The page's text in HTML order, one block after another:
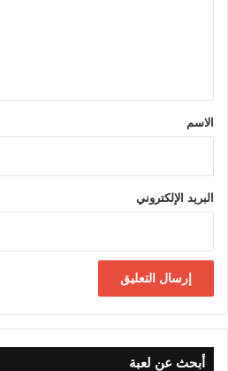
*الاسم
البريد الإلكتروني
أبحث عن لعبة